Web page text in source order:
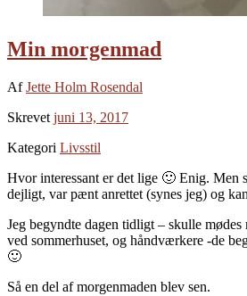
Min morgenmad
AfJette Holm Rosendal
Skrevet juni 13, 2017
Kategori Livsstil
Hvor interessant er det lige 🙂 Enig. Men
dejligt, var pænt anrettet (synes jeg) og
Jeg begyndte dagen tidligt – skulle mødes
ved sommerhuset, og håndværkere -de
🙂
Så en del af morgenmaden blev sen.